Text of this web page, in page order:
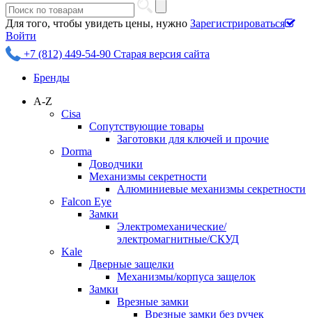
Для того, чтобы увидеть цены, нужно Зарегистрироваться
Войти
+7 (812) 449-54-90 Старая версия сайта
Бренды
A-Z
Cisa
Сопутствующие товары
Заготовки для ключей и прочие
Dorma
Доводчики
Механизмы секретности
Алюминиевые механизмы секретности
Falcon Eye
Замки
Электромеханические/
электромагнитные/СКУД
Kale
Дверные защелки
Механизмы/корпуса защелок
Замки
Врезные замки
Врезные замки без ручек